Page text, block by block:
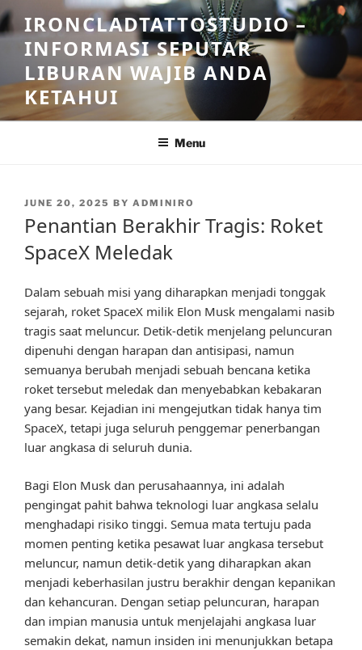
Skip
to
content
IRONCLADTATTOSTUDIO –
INFORMASI SEPUTAR
LIBURAN WAJIB ANDA
KETAHUI
Menu
POSTED
JUNE 20, 2025 BY ADMINIRO
Penantian Berakhir Tragis: Roket
SpaceX Meledak
Dalam sebuah misi yang diharapkan menjadi tonggak
sejarah, roket SpaceX milik Elon Musk mengalami nasib
tragis saat meluncur. Detik-detik menjelang peluncuran
dipenuhi dengan harapan dan antisipasi, namun
semuanya berubah menjadi sebuah bencana ketika
roket tersebut meledak dan menyebabkan kebakaran
yang besar. Kejadian ini mengejutkan tidak hanya tim
SpaceX, tetapi juga seluruh penggemar penerbangan
luar angkasa di seluruh dunia.
Bagi Elon Musk dan perusahaannya, ini adalah
pengingat pahit bahwa teknologi luar angkasa selalu
menghadapi risiko tinggi. Semua mata tertuju pada
momen penting ketika pesawat luar angkasa tersebut
meluncur, namun detik-detik yang diharapkan akan
menjadi keberhasilan justru berakhir dengan kepanikan
dan kehancuran. Dengan setiap peluncuran, harapan
dan impian manusia untuk menjelajahi angkasa luar
semakin dekat, namun insiden ini menunjukkan betapa